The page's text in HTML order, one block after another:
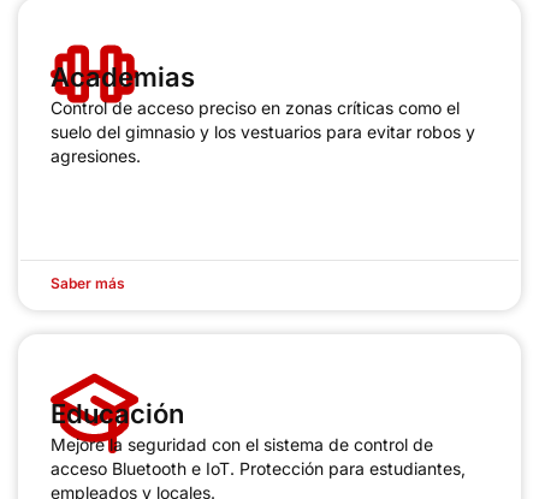
Academias
Control de acceso preciso en zonas críticas como el
suelo del gimnasio y los vestuarios para evitar robos y
agresiones.
Saber más
Educación
Mejore la seguridad con el sistema de control de
acceso Bluetooth e IoT. Protección para estudiantes,
empleados y locales.